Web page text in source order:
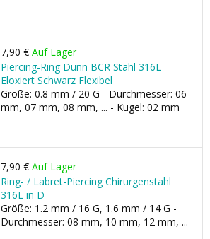
7,90 € Auf Lager
Piercing-Ring Dünn BCR Stahl 316L
Eloxiert Schwarz Flexibel
Größe: 0.8 mm / 20 G - Durchmesser: 06
mm, 07 mm, 08 mm, ... - Kugel: 02 mm
7,90 € Auf Lager
Ring- / Labret-Piercing Chirurgenstahl
316L in D
Größe: 1.2 mm / 16 G, 1.6 mm / 14 G -
Durchmesser: 08 mm, 10 mm, 12 mm, ...